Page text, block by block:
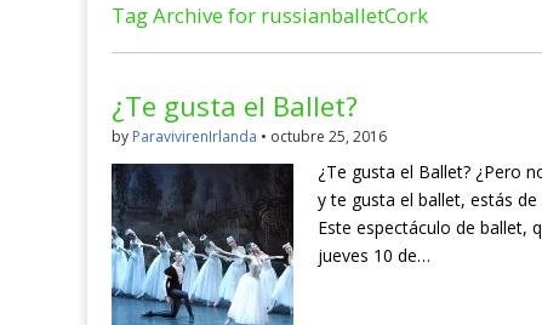
Tag Archive for russianballetCork
¿Te gusta el Ballet?
by ParavivirenIrlanda • octubre 25, 2016
¿Te gusta el Ballet? ¿Pero
y te gusta el ballet, estás
Este espectáculo de ballet,
jueves 10 de…